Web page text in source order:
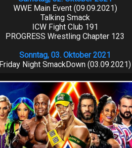
WWE Main Event (09.09.2021)
Talking Smack
ICW Fight Club 191
PROGRESS Wrestling Chapter 123
Sonntag, 03. Oktober 2021
Friday Night SmackDown (03.09.2021)